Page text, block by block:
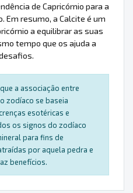
de Capricórnio para a
Em resumo, a Calcite é um
a equilibrar as suas
tempo que os ajuda a
a associação entre
zodíaco se baseia
esotéricas e
os signos do zodíaco
para fins de
por aquela pedra e
benefícios.